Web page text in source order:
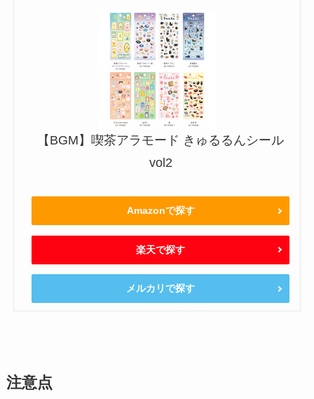
【BGM】喫茶アラモード きゅるるんシール
vol2
Amazonで探す
楽天で探す
メルカリで探す
注意点